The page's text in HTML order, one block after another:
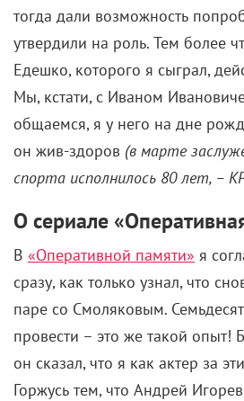
тогда дали возможность
утвердили на роль. Тем более
Едешко, которого я сыграл,
Мы, кстати, с Иваном
общаемся, я у него на дне
он жив-здоров (в марте
спорта исполнилось 80 лет, –
О сериале
В «Оперативной памяти» я
сразу, как только узнал, что
паре со Смоляковым.
провести – это же такой опыт!
он сказал, что я как актер за
Горжусь тем, что Андрей